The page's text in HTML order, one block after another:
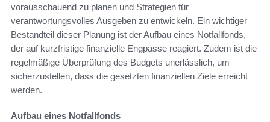
vorausschauend zu planen und Strategien für
verantwortungsvolles Ausgeben zu entwickeln. Ein wichtiger
Bestandteil dieser Planung ist der Aufbau eines Notfallfonds,
der auf kurzfristige finanzielle Engpässe reagiert. Zudem ist die
regelmäßige Überprüfung des Budgets unerlässlich, um
sicherzustellen, dass die gesetzten finanziellen Ziele erreicht
werden.
Aufbau eines Notfallfonds